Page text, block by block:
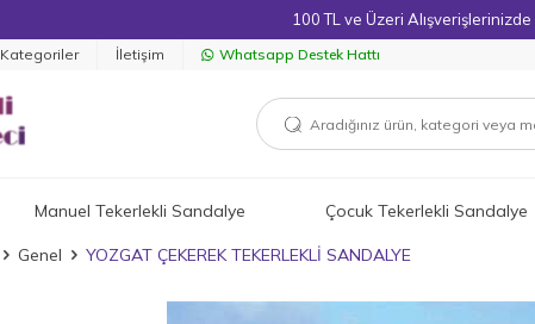
100 TL ve Üzeri Alışverişlerinizde
Kategoriler İletişim Whatsapp Destek Hattı
Manuel Tekerlekli Sandalye Çocuk Tekerlekli Sandalye
Genel YOZGAT ÇEKEREK TEKERLEKLİ SANDALYE